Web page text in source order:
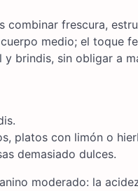
combinar frescura,
medio; el toque
brindis, sin obligar a
platos con limón o
demasiado dulces.
moderado: la